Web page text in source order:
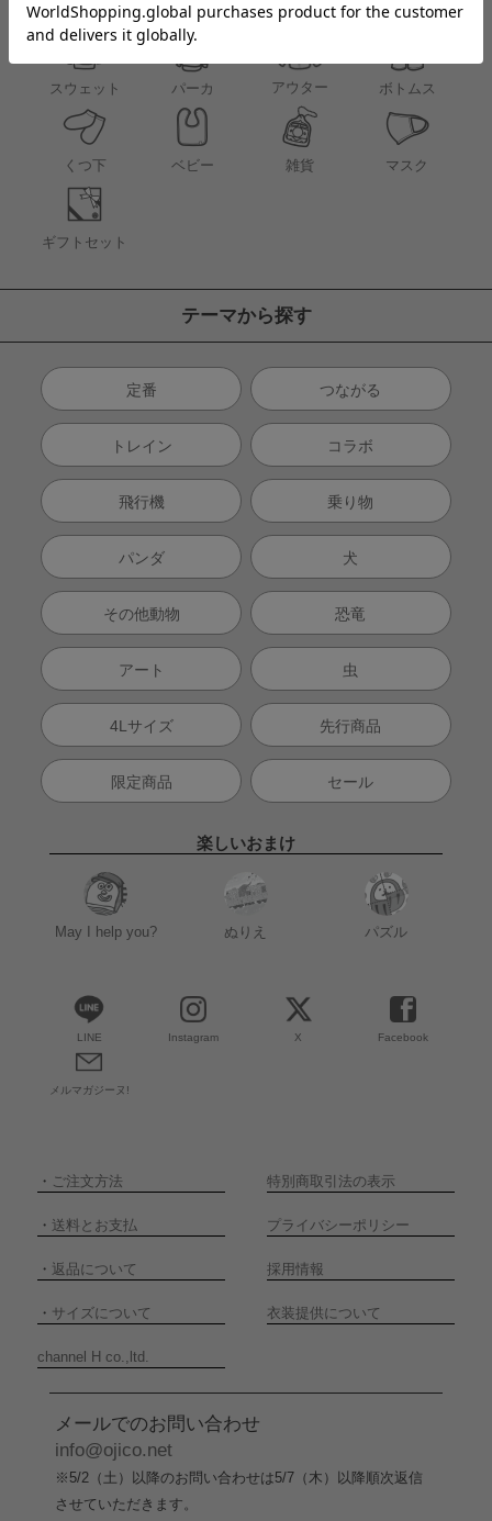
長袖Tシャツ
Tシャツ
スウェット パーカ アウター ボトムス
くつ下 ベビー 雑貨 マスク
ギフトセット
テーマから探す
定番 つながる
トレイン コラボ
飛行機 乗り物
パンダ 犬
その他動物 恐竜
アート 虫
4Lサイズ 先行商品
限定商品 セール
楽しいおまけ
May I help you? ぬりえ パズル
LINE Instagram X Facebook
メルマガジーヌ!
・ ご注文方法 特別商取引法の表示
・ 送料とお支払 プライバシーポリシー
・ 返品について 採用情報
・ サイズについて 衣装提供について
channel H co.,ltd.
メールでのお問い合わせ
info@ojico.net
※5/2（土）以降のお問い合わせは5/7（木）以降順次返信
させていただきます。